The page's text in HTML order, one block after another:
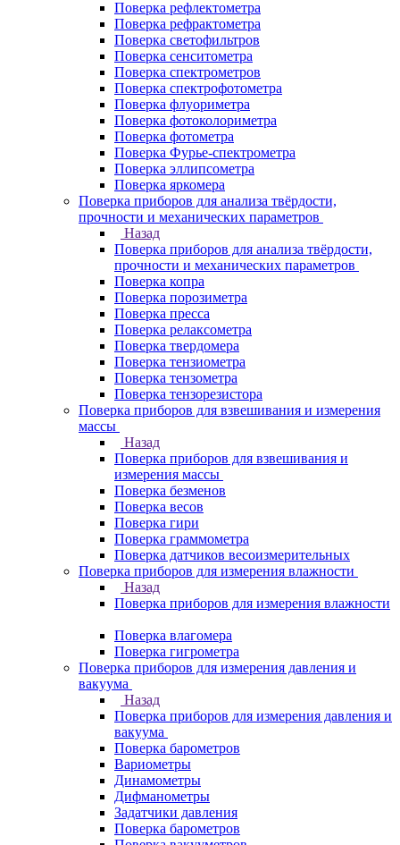
Поверка рефлектометра
Поверка рефрактометра
Поверка светофильтров
Поверка сенситометра
Поверка спектрометров
Поверка спектрофотометра
Поверка флуориметра
Поверка фотоколориметра
Поверка фотометра
Поверка Фурье-спектрометра
Поверка эллипсометра
Поверка яркомера
Поверка приборов для анализа твёрдости,
прочности и механических параметров
Назад
Поверка приборов для анализа твёрдости,
прочности и механических параметров
Поверка копра
Поверка порозиметра
Поверка пресса
Поверка релаксометра
Поверка твердомера
Поверка тензиометра
Поверка тензометра
Поверка тензорезистора
Поверка приборов для взвешивания и измерения
массы
Назад
Поверка приборов для взвешивания и
измерения массы
Поверка безменов
Поверка весов
Поверка гири
Поверка граммометра
Поверка датчиков весоизмерительных
Поверка приборов для измерения влажности
Назад
Поверка приборов для измерения влажности
Поверка влагомера
Поверка гигрометра
Поверка приборов для измерения давления и
вакуума
Назад
Поверка приборов для измерения давления и
вакуума
Поверка барометров
Вариометры
Динамометры
Дифманометры
Задатчики давления
Поверка барометров